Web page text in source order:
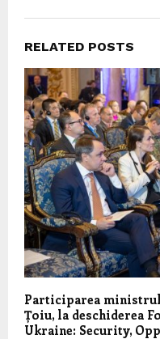
RELATED POSTS
Participarea
Țoiu, la deschiderea
Ukraine: Security,